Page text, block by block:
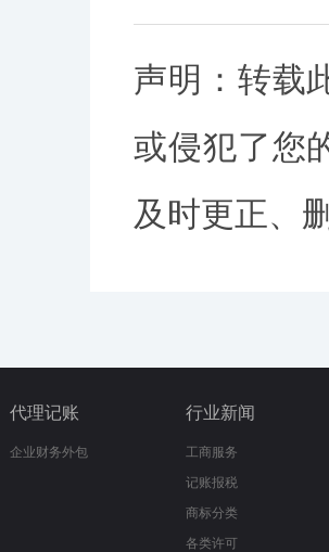
声明：转载
或侵犯了您
及时更正、
代理记账
企业财务外包
行业新闻
工商服务
记账报税
商标分类
各类许可